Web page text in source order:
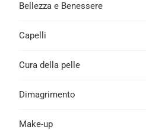
Bellezza e Benessere
Capelli
Cura della pelle
Dimagrimento
Make-up